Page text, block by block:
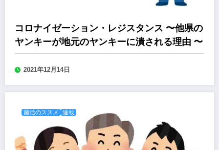
コロナイゼーション・レジスタンス 〜他県の
ヤンキーが地元のヤンキーに潰される理由 〜
2021年12月14日
菌活のススメ 連載